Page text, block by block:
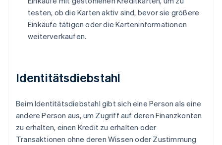
testen, ob die Karten aktiv sind, bevor sie größere
Einkäufe tätigen oder die Karteninformationen
weiterverkaufen.
Identitätsdiebstahl
Beim Identitätsdiebstahl gibt sich eine Person als eine
andere Person aus, um Zugriff auf deren Finanzkonten
zu erhalten, einen Kredit zu erhalten oder
Transaktionen ohne deren Wissen oder Zustimmung